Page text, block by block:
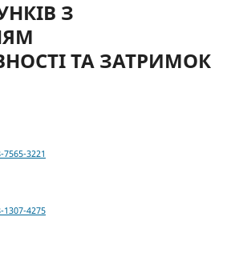
З
ТА ЗАТРИМОК
3221
4275